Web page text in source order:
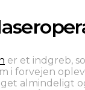
er et indgreb,
i forvejen
almindeligt